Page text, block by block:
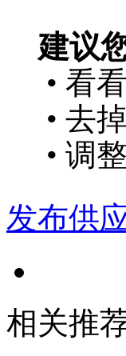
建议
• 看
• 去
• 调
发布供
相关推